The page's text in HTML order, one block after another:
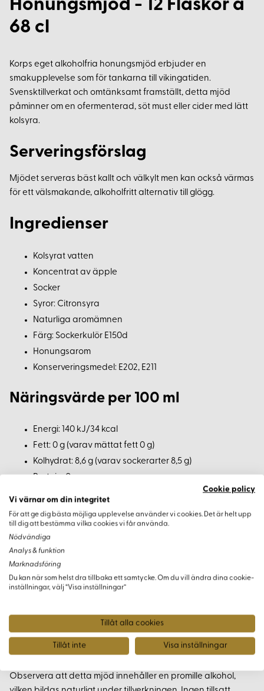
Honungsmjöd - 12 Flaskor á
68 cl
Korps eget alkoholfria honungsmjöd erbjuder en
smakupplevelse som för tankarna till vikingatiden.
Svensktillverkat och omtänksamt framställt, detta mjöd
påminner om en ofermenterad, söt must eller cider med lätt
kolsyra.
Serveringsförslag
Mjödet serveras bäst kallt och välkylt men kan också värmas
för ett välsmakande, alkoholfritt alternativ till glögg.
Ingredienser
Kolsyrat vatten
Koncentrat av äpple
Socker
Syror: Citronsyra
Naturliga aromämnen
Färg: Sockerkulör E150d
Honungsarom
Konserveringsmedel: E202, E211
Näringsvärde per 100 ml
Energi: 140 kJ/34 kcal
Fett: 0 g (varav mättat fett 0 g)
Kolhydrat: 8,6 g (varav sockerarter 8,5 g)
Protein: 0 g
Ursprung
Äpplen från EU.
Extra Serveringstips
mjödet i våra vikingatida trattbägare.
Notering
Observera att detta mjöd innehåller en promille alkohol,
Cookie policy
Vi värnar om din integritet
För att ge dig bästa möjliga upplevelse använder vi cookies. Det är helt upp
till dig att bestämma vilka cookies vi får använda.
Nödvändiga
Analys & funktion
Marknadsföring
Du kan när som helst dra tillbaka ett samtycke. Om du vill ändra dina cookie-
inställningar, välj “Visa inställningar”
Tillåt alla cookies
Tillåt inte Visa inställningar